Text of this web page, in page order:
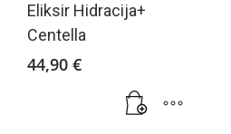
Eliksir Hidracija+
Centella
44,90 €